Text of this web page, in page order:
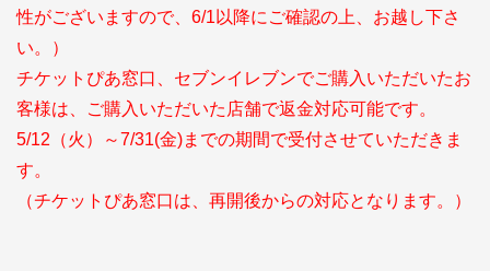
性がございますので、6/1以降にご確認の上、お越し下さ
い。）
チケットぴあ窓口、セブンイレブンでご購入いただいたお
客様は、ご購入いただいた店舗で返金対応可能です。
5/12（火）～7/31(金)までの期間で受付させていただきま
す。
（チケットぴあ窓口は、再開後からの対応となります。）